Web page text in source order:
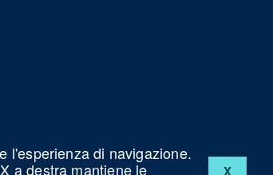
X
l'esperienza di navigazione.
a destra mantiene le